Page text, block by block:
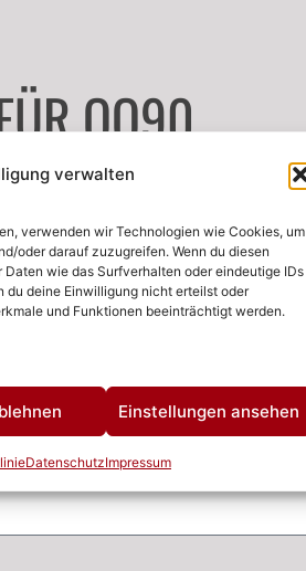
verwalten
verwenden wir Technologien wie Cookies, um
oder darauf zuzugreifen. Wenn du diesen
wie das Surfverhalten oder eindeutige IDs
du deine Einwilligung nicht erteilst oder
und Funktionen beeinträchtigt werden.
Einstellungen ansehen
DatenschutzImpressum
OQ90